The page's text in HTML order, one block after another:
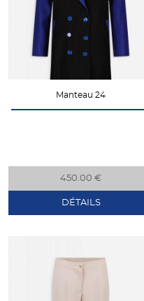
Manteau 24
450.00 €
DÉTAILS